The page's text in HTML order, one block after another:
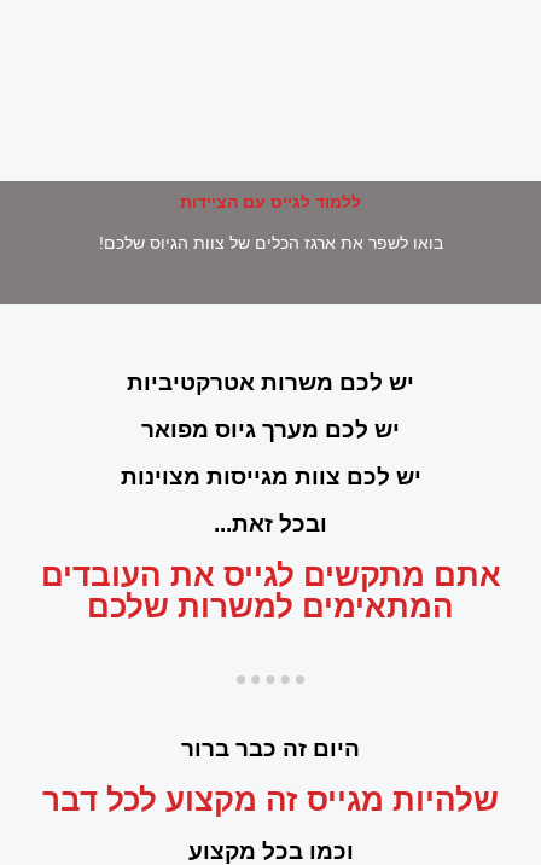
ללמוד לגייס עם הציידות
בואו לשפר את ארגז הכלים של צוות הגיוס שלכם!
יש לכם משרות אטרקטיביות
יש לכם מערך גיוס מפואר
יש לכם צוות מגייסות מצוינות
ובכל זאת...
אתם מתקשים לגייס את העובדים
המתאימים למשרות שלכם
היום זה כבר ברור
שלהיות מגייס זה מקצוע לכל דבר
וכמו בכל מקצוע